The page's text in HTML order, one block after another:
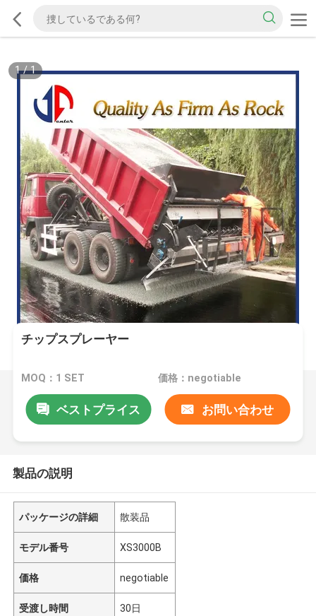
1/1
チップスプレーヤー
MOQ：1 SET 価格：negotiable
ベストプライス お問い合わせ
製品の説明
パッケージの詳細 散装品
モデル番号 XS3000B
価格 negotiable
受渡し時間 30日